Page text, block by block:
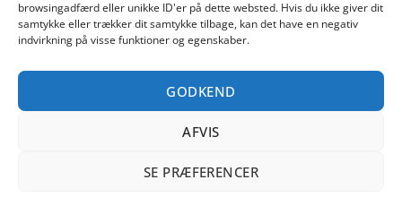
browsingadfærd eller unikke ID'er på dette websted. Hvis du ikke giver dit
samtykke eller trækker dit samtykke tilbage, kan det have en negativ
indvirkning på visse funktioner og egenskaber.
GODKEND
AFVIS
SE PRÆFERENCER
Læs vores guide til online shopping
PayPal Stripe
On
METTE JENSEN
DAGENS, UGENS OG MÅNEDENS TILBUD! SE DE GODE